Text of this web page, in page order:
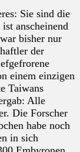
Sie sind die
anscheinend
bisher nur
der
einem einzigen
Taiwans
Alle
Die Forscher
habe noch
in sich